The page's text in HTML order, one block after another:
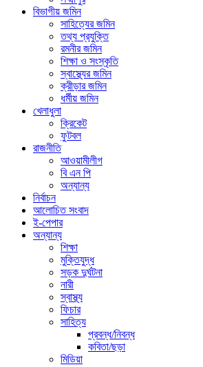
বিভাগীয় জমিন
সাহিত্যের জমিন
তথ্য প্রযুক্তি
রমনীর জমিন
শিক্ষা ও সংস্কৃতি
স্বাস্থ্যের জমিন
ক্রীড়ার জমিন
ধর্মীয় জমিন
খেলাধুলা
ক্রিকেট
ফুটবল
রাজনীতি
আওয়ামীলীগ
বি এন পি
অন্যান্য
নির্বাচন
আলোচিত সংবাদ
ই-পেপার
অন্যান্য
শিক্ষা
মুক্তিযুদ্ধ
সড়ক দুর্ঘটনা
নারী
স্বাস্থ্য
ফিচার
সাহিত্য
প্রবন্ধ/নিবন্ধ
কবিতা/ছড়া
মিডিয়া